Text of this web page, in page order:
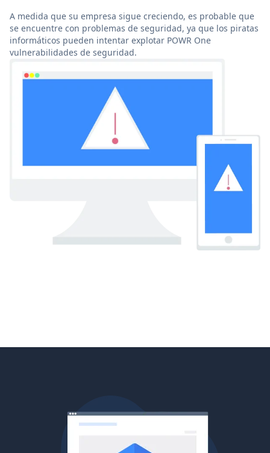
A medida que su empresa sigue creciendo, es probable que
se encuentre con problemas de seguridad, ya que los piratas
informáticos pueden intentar explotar POWR One
vulnerabilidades de seguridad.